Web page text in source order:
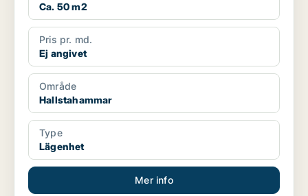
Ca. 50 m2
Pris pr. md.
Ej angivet
Område
Hallstahammar
Type
Lägenhet
Mer info